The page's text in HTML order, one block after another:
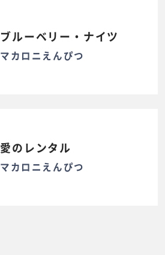
ブルーベリー・ナイツ
マカロニえんぴつ
愛のレンタル
マカロニえんぴつ